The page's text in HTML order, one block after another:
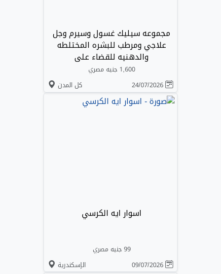
مجموعه سيليك غسول وسيرم وجل
علاجي ومرطب للبشره المختلطه
والدهنيه للقضاء على
1,600 جنيه مصري
كل المدن
اسوار ايه الكرسي
99 جنيه مصري
الإسكندرية